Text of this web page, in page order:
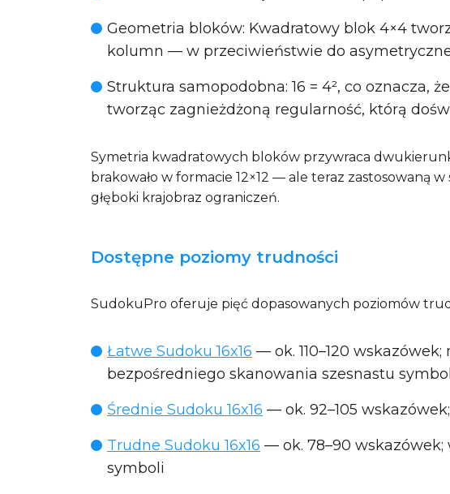
Geometria bloków: Kwadratowy blok 4×4
kolumn — w przeciwieństwie do
Struktura samopodobna: 16 = 4², co oznacza,
tworząc zagnieżdżoną regularność, którą
Symetria kwadratowych bloków przywraca
brakowało w formacie 12×12 — ale teraz zastosowaną
głęboki krajobraz ograniczeń.
Dostępne poziomy trudności
SudokuPro oferuje pięć dopasowanych poziomów
Łatwe Sudoku 16x16 — ok. 110–120
bezpośredniego skanowania szesnastu
Średnie Sudoku 16x16 — ok. 92–105
Trudne Sudoku 16x16 — ok. 78–90
symboli